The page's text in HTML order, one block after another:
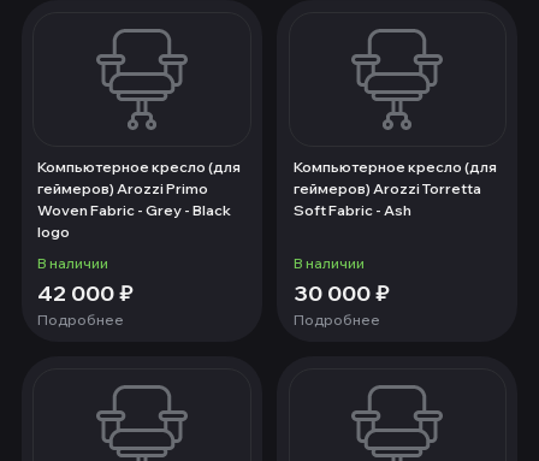
Компьютерное кресло (для
геймеров) Arozzi Primo
Woven Fabric - Grey - Black
logo
В наличии
42 000₽
Подробнее
Компьютерное кресло (для
геймеров) Arozzi Torretta
Soft Fabric - Ash
В наличии
30 000₽
Подробнее